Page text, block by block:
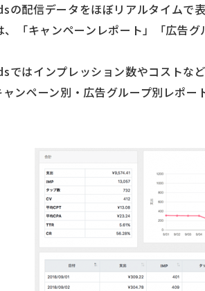
の配信データをほぼリアルタイムで表
、「キャンペーンレポート」「広告
ではインプレッション数やコストな
ンペーン別・広告グループ別レポー